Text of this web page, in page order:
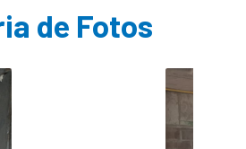
de Fotos